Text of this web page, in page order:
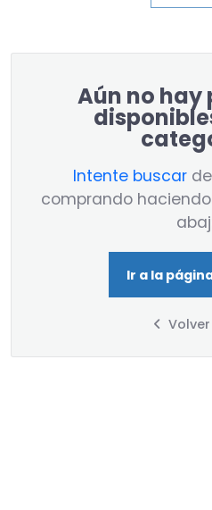
Aún no hay
Intente buscar
comprando
Ir a la